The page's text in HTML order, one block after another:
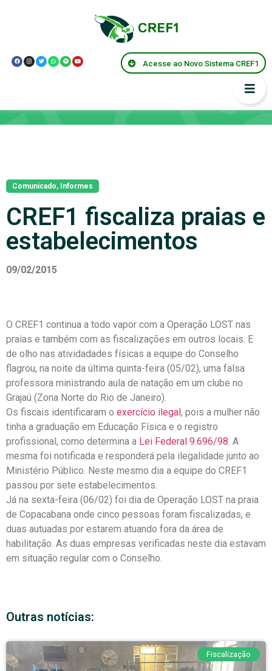
Acesse ao Novo Sistema CREF1
Comunicado, Informes
CREF1 fiscaliza praias e
estabelecimentos
09/02/2015
O CREF1 continua a todo vapor com a Operação LOST nas
praias e também com as fiscalizações em outros locais. E
de olho nas atividadades físicas a equipe do Conselho
flagrou, na noite da última quinta-feira (05/02), uma falsa
professora ministrando aula de natação em um clube no
Grajaú (Zona Norte do Rio de Janeiro).
Os fiscais identificaram o exercício ilegal, pois a mulher não
tinha a graduação em Educação Física e o registro
profissional, como determina a Lei Federal 9.696/98. A
mesma foi notificada e responderá pela ilegalidade junto ao
Ministério Público. Neste mesmo dia a equipe do CREF1
passou por sete estabelecimentos.
Já na sexta-feira (06/02) foi dia de Operação LOST na praia
de Copacabana onde cinco pessoas foram fiscalizadas, e
duas autuadas por estarem atuando fora da área de
habilitação. As duas empresas verificadas neste dia estavam
em situação regular com o Conselho.
Outras notícias:
Fiscalização